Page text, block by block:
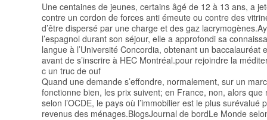
Une centaines de jeunes, certains âgé de 12 à 13 ans, a
contre un cordon de forces anti émeute ou contre des
d’être dispersé par une charge et des gaz
l’espagnol durant son séjour, elle a approfondi sa
langue à l’Université Concordia, obtenant un baccalauréat
avant de s’inscrire à HEC Montréal.pour rejoindre la
c un truc de ouf
Quand une demande s’effondre, normalement, sur un
fonctionne bien, les prix suivent; en France, non, alors que
selon l’OCDE, le pays où l’immobilier est le plus surévalué
revenus des ménages.BlogsJournal de bordLe Monde